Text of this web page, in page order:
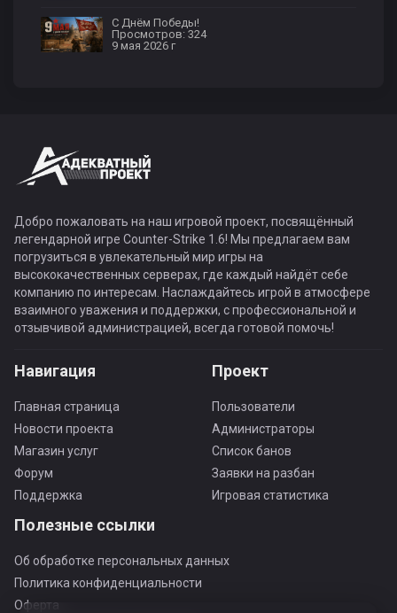
С Днём Победы!
Просмотров: 324
9 мая 2026 г
Добро пожаловать на наш игровой проект, посвящённый
легендарной игре Counter-Strike 1.6! Мы предлагаем вам
погрузиться в увлекательный мир игры на
высококачественных серверах, где каждый найдёт себе
компанию по интересам. Наслаждайтесь игрой в атмосфере
взаимного уважения и поддержки, с профессиональной и
отзывчивой администрацией, всегда готовой помочь!
Навигация
Главная страница
Новости проекта
Магазин услуг
Форум
Поддержка
Проект
Пользователи
Администраторы
Список банов
Заявки на разбан
Игровая статистика
Полезные ссылки
Об обработке персональных данных
Политика конфиденциальности
Оферта